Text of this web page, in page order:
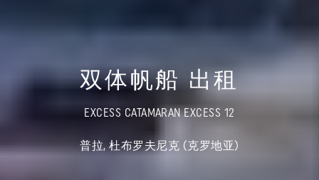
双体帆船 出租
EXCESS CATAMARAN EXCESS 12
普拉, 杜布罗夫尼克 (克罗地亚)